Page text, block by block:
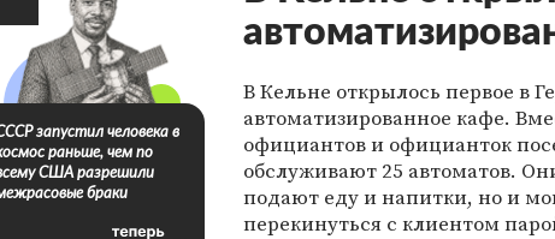
В Кельне открылось первое в
автоматизированное кафе.
официантов и официанток
обслуживают 25 автоматов.
подают еду и напитки, но и
перекинуться с клиентом
запустил человека в
раньше, чем по
США разрешили
браки